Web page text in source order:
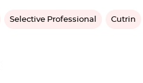
Selective Professional Cutrin